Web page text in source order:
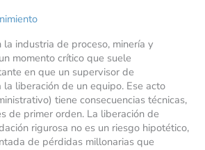
la industria de proceso, minería y
momento crítico que suele
en que un supervisor de
la liberación de un equipo. Ese acto
tiene consecuencias técnicas,
de primer orden. La liberación de
rigurosa no es un riesgo hipotético,
de pérdidas millonarias que